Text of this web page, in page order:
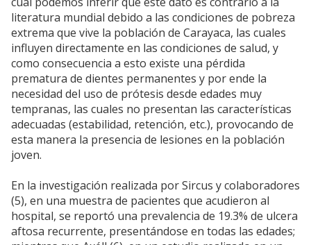
literatura mundial debido a las condiciones de pobreza
extrema que vive la población de Carayaca, las cuales
influyen directamente en las condiciones de salud, y
como consecuencia a esto existe una pérdida
prematura de dientes permanentes y por ende la
necesidad del uso de prótesis desde edades muy
tempranas, las cuales no presentan las características
adecuadas (estabilidad, retención, etc.), provocando de
esta manera la presencia de lesiones en la población
joven.
En la investigación realizada por Sircus y colaboradores
(5), en una muestra de pacientes que acudieron al
hospital, se reportó una prevalencia de 19.3% de ulcera
aftosa recurrente, presentándose en todas las edades;